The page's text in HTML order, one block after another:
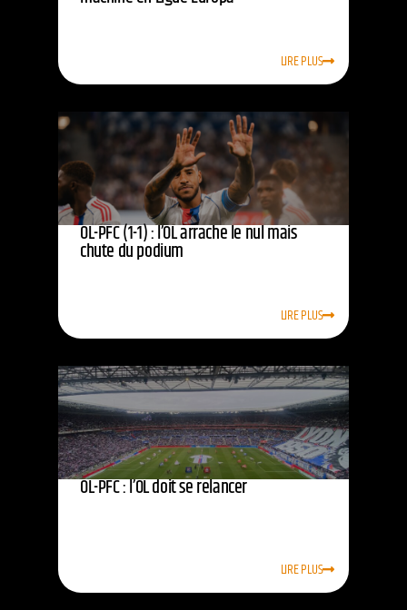
LIRE PLUS
OL-PFC (1-1) : l’OL arrache le nul mais
chute du podium
LIRE PLUS
OL-PFC : l’OL doit se relancer
LIRE PLUS